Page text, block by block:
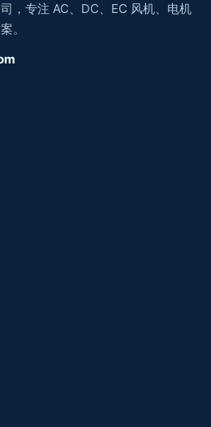
，专注 AC、DC、EC 风机、电机
。